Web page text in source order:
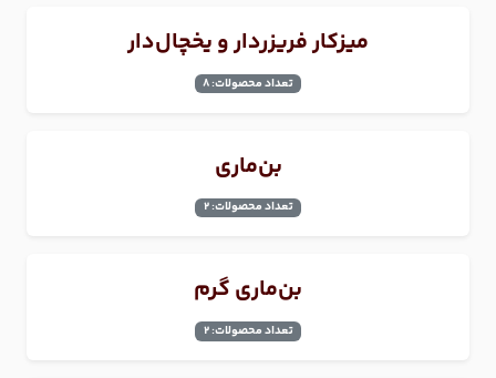
میزکار فریزردار و یخچال‌دار
تعداد محصولات: 8
بن‌ماری
تعداد محصولات: 2
بن‌ماری گرم
تعداد محصولات: 2